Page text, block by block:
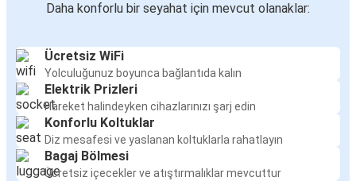
Daha konforlu bir seyahat için mevcut olanaklar:
Ücretsiz WiFi
Yolculuğunuz boyunca bağlantıda kalın
Elektrik Prizleri
Hareket halindeyken cihazlarınızı şarj edin
Konforlu Koltuklar
Diz mesafesi ve yaslanan koltuklarla rahatlayın
Bagaj Bölmesi
Ücretsiz içecekler ve atıştırmalıklar mevcuttur